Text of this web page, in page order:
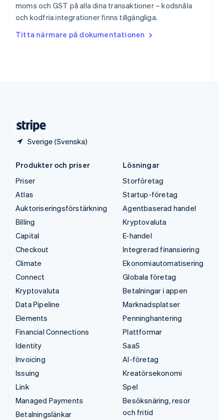
moms och GST på alla dina transaktioner – kodsnåla
och kodfria integrationer finns tillgängliga.
Titta närmare på dokumentationen
Sverige (Svenska)
Thailand
ไทยEnglish
English
Produkter och priser
Priser
Atlas
Auktoriseringsförstärkning
Billing
Capital
Checkout
Climate
Connect
Kryptovaluta
Data Pipeline
Elements
Financial Connections
Identity
Invoicing
Issuing
Link
Managed Payments
Betalningslänkar
Lösningar
Storföretag
Startup-företag
Agentbaserad handel
Kryptovaluta
E-handel
Integrerad finansiering
Ekonomiautomatisering
Globala företag
Betalningar i appen
Marknadsplatser
Penninghantering
Plattformar
SaaS
AI-företag
Kreatörsekonomi
Spel
Besöksnäring, resor
och fritid